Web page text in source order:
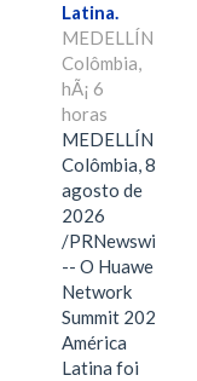
Latina.
MEDELLÍN,
Colômbia,
hÃ¡ 6
horas
MEDELLÍN,
Colômbia, 8 de
agosto de
2026
/PRNewswire/
-- O Huawei
Network
Summit 2026
América
Latina foi